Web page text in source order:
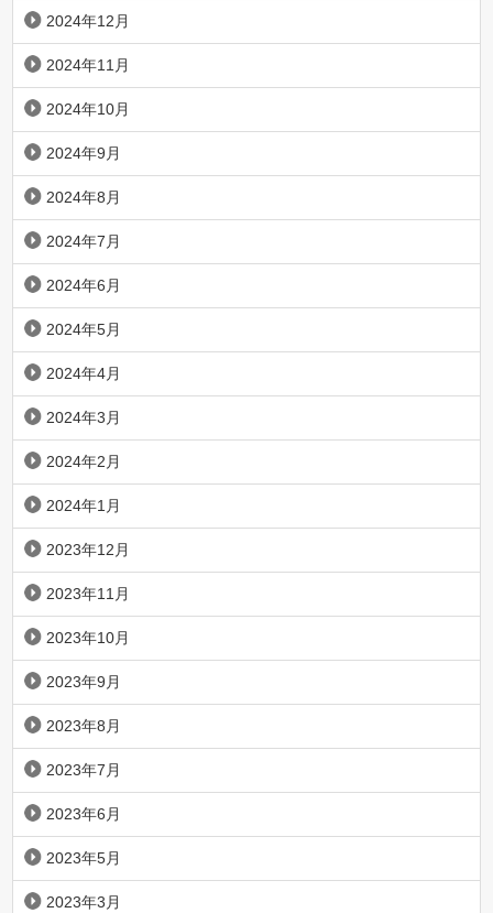
2024年12月
2024年11月
2024年10月
2024年9月
2024年8月
2024年7月
2024年6月
2024年5月
2024年4月
2024年3月
2024年2月
2024年1月
2023年12月
2023年11月
2023年10月
2023年9月
2023年8月
2023年7月
2023年6月
2023年5月
2023年3月